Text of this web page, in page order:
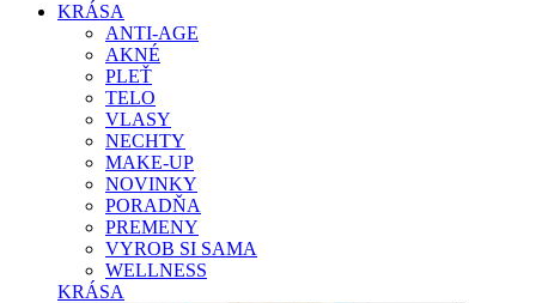
KRÁSA
ANTI-AGE
AKNÉ
PLEŤ
TELO
VLASY
NECHTY
MAKE-UP
NOVINKY
PORADŇA
PREMENY
VYROB SI SAMA
WELLNESS
KRÁSA